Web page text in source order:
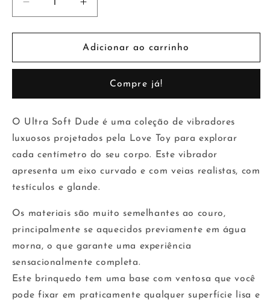
Diminuir
a
quantidade
Dildo
Soft
Dude
7.5
Natural
Aumentar
a
quantidade
de
Dildo
Soft
Dude
7.5
Natural
Adicionar ao carrinho
Compre já!
O Ultra Soft Dude é uma coleção de vibradores
luxuosos projetados pela Love Toy para explorar
cada centímetro do seu corpo. Este vibrador
apresenta um eixo curvado e com veias realistas, com
testículos e glande.
Os materiais são muito semelhantes ao couro,
principalmente se aquecidos previamente em água
morna, o que garante uma experiência
sensacionalmente completa.
Este brinquedo tem uma base com ventosa que você
pode fixar em praticamente qualquer superfície lisa e